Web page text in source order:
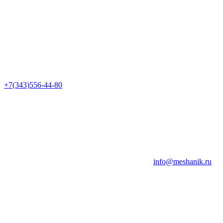
+7(343)556-44-80
info@meshanik.ru